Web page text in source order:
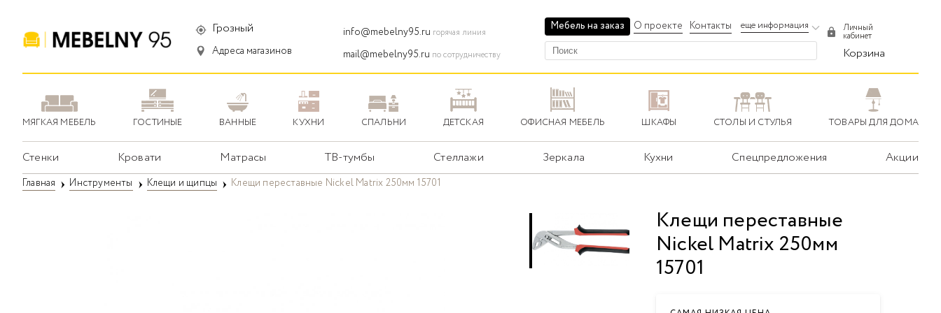
Грозный
Адреса магазинов
info@mebelny95.ru горячая линия
mail@mebelny95.ru по сотрудничеству
Мебель на заказ О проекте Контакты еще информация Личный
кабинет
Корзина
МЯГКАЯ МЕБЕЛЬ ГОСТИНЫЕ ВАННЫЕ КУХНИ СПАЛЬНИ ДЕТСКАЯ ОФИСНАЯ МЕБЕЛЬ ШКАФЫ СТОЛЫ И СТУЛЬЯ ТОВАРЫ ДЛЯ ДОМА
Стенки Кровати Матрасы ТВ-тумбы Стеллажи Зеркала Кухни Спецпредложения Акции
Главная Инструменты Клещи и щипцы Клещи переставные Nickel Matrix 250мм 15701
Клещи переставные
Nickel Matrix 250мм
15701